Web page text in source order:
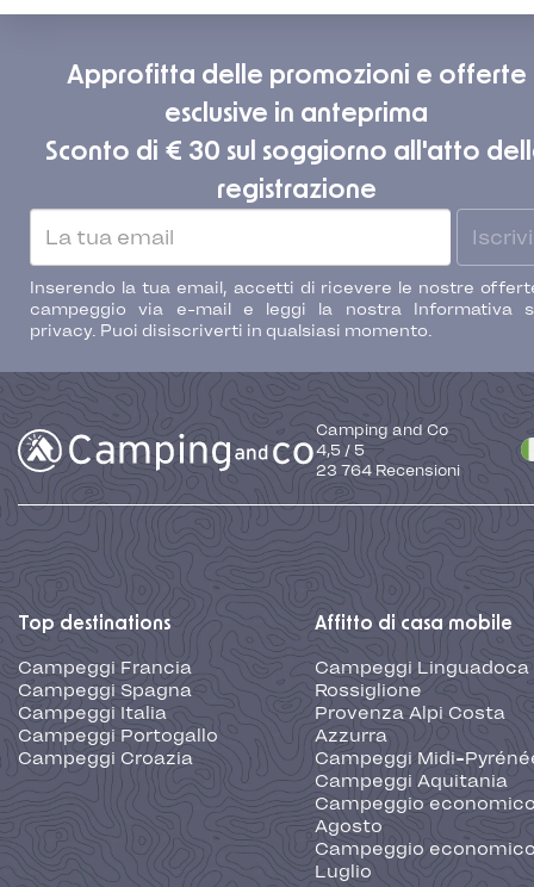
Approfitta delle promozioni e offerte
esclusive in anteprima
Sconto di € 30 sul soggiorno all'atto
registrazione
Inserendo la tua email, accetti di ricevere le nostre
campeggio via e-mail e leggi la nostra Informativa
privacy. Puoi disiscriverti in qualsiasi momento.
Camping and Co
4,5 / 5
23 764 Recensioni
Top destinations
Campeggi Francia
Campeggi Spagna
Campeggi Italia
Campeggi Portogallo
Campeggi Croazia
Affitto di casa mobile
Campeggi Linguadoca
Rossiglione
Provenza Alpi Costa
Azzurra
Campeggi Midi-
Campeggi Aquitania
Campeggio
Agosto
Campeggio
Luglio